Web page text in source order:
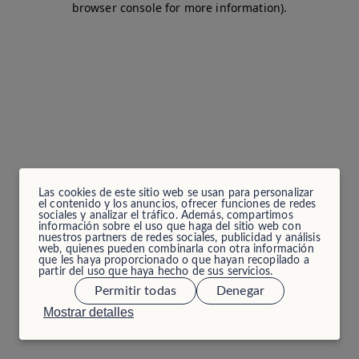
Las cookies de este sitio web se usan para personalizar
el contenido y los anuncios, ofrecer funciones de redes
sociales y analizar el tráfico. Además, compartimos
información sobre el uso que haga del sitio web con
nuestros partners de redes sociales, publicidad y análisis
web, quienes pueden combinarla con otra información
que les haya proporcionado o que hayan recopilado a
partir del uso que haya hecho de sus servicios.
Mostrar detalles
Permitir todas Denegar
browser console for more information).